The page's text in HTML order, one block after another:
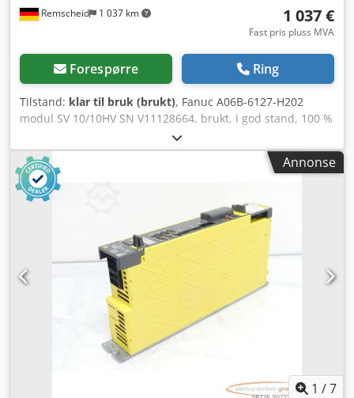
Remscheid 1 037 km 1 037 €
Fast pris pluss MVA
Forespørre Ring
Tilstand: klar til bruk (brukt), Fanuc A06B-6127-H202
modul SV 10/10HV SN V11128664, brukt, i god stand, 100 %
funksjonsdyktig, levering i henhold til bilder Crsdpfxsx
Erdre Aifjf
Annonse
1 /7